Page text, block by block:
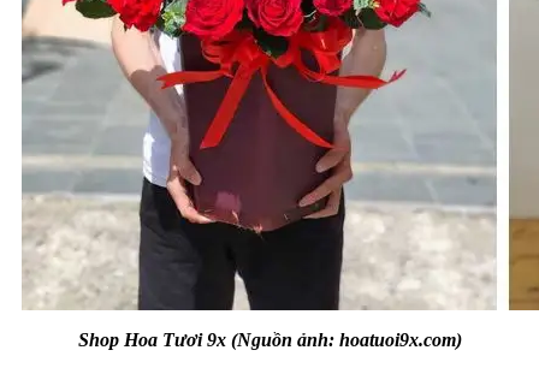
Shop Hoa Tươi 9x (Nguồn ảnh: hoatuoi9x.com)